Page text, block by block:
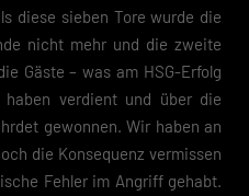
diese sieben Tore wurde die
nicht mehr und die zweite
Gäste – was am HSG-Erfolg
verdient und über die
gewonnen. Wir haben an
die Konsequenz vermissen
Fehler im Angriff gehabt.